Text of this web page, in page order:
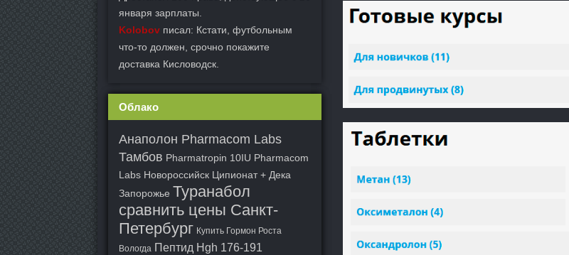
января зарплаты.
Kolobov писал: Кстати, футбольным
что-то должен, срочно покажите
доставка Кисловодск.
Облако
Анаполон Pharmacom Labs
Тамбов Pharmatropin 10IU Pharmacom
Labs Новороссийск Ципионат + Дека
Запорожье Туранабол
сравнить цены Санкт-
Петербург Купить Гормон Роста
Вологда Пептид Hgh 176-191